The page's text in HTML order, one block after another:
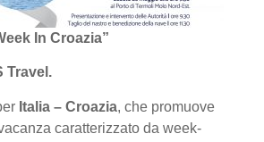
In Croazia”
Travel.
Italia – Croazia, che promuove
caratterizzato da week-